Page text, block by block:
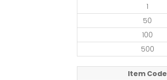
1
50
100
500
Item Code